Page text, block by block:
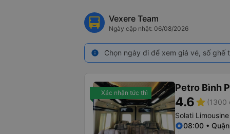
Vexere Team
Ngày cập nhật: 06/08/2026
info Chọn ngày đi để xem giá vé, số
Xác nhận tức thì Petro Bình
4.6star (1300
Solati
08:00 •